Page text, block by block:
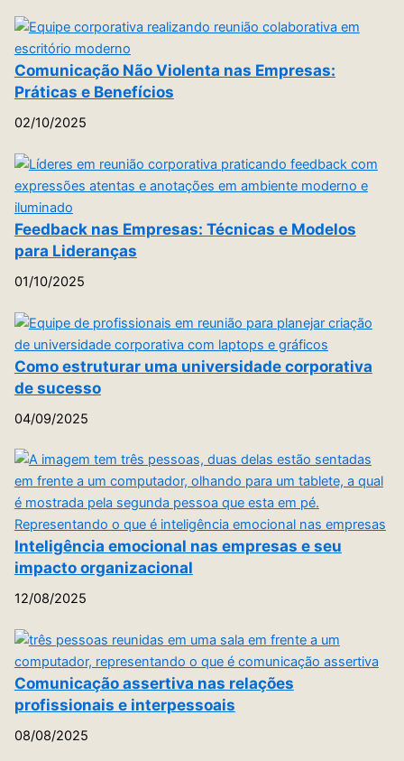
Comunicação Não Violenta nas Empresas:
Práticas e Benefícios
02/10/2025
Feedback nas Empresas: Técnicas e Modelos
para Lideranças
01/10/2025
Como estruturar uma universidade corporativa
de sucesso
04/09/2025
Inteligência emocional nas empresas e seu
impacto organizacional
12/08/2025
Comunicação assertiva nas relações
profissionais e interpessoais
08/08/2025